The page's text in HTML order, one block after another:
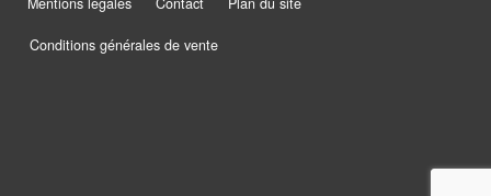
Conditions générales de vente